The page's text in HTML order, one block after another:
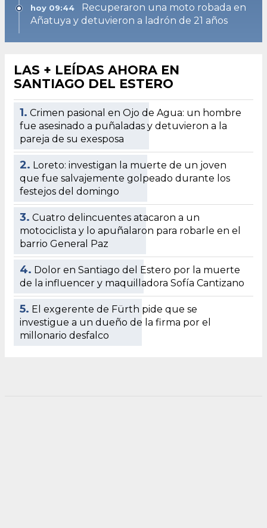
hoy 09:44
Recuperaron una moto robada en
Añatuya y detuvieron a ladrón de 21 años
LAS + LEÍDAS AHORA EN
SANTIAGO DEL ESTERO
1. Crimen pasional en Ojo de Agua: un hombre
fue asesinado a puñaladas y detuvieron a la
pareja de su exesposa
2. Loreto: investigan la muerte de un joven
que fue salvajemente golpeado durante los
festejos del domingo
3. Cuatro delincuentes atacaron a un
motociclista y lo apuñalaron para robarle en el
barrio General Paz
4. Dolor en Santiago del Estero por la muerte
de la influencer y maquilladora Sofía Cantizano
5. El exgerente de Fürth pide que se
investigue a un dueño de la firma por el
millonario desfalco